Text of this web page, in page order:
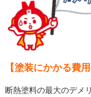
【塗装にかかる費
断熱塗料の最大のデメ